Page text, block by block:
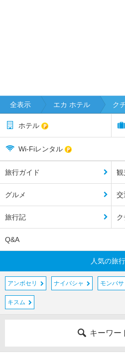
全表示 エカ ホテル ク
ホテル
Wi-Fiレンタル
旅行ガイド 観
グルメ 交
旅行記 ク
Q&A
人気の旅
アンボセリ ナイバシャ モンバサ
キスム
キーワー